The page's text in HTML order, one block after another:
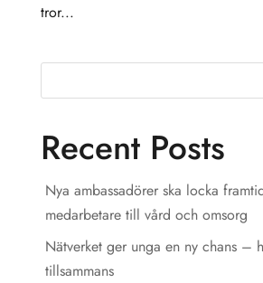
tror...
Recent Posts
Nya ambassadörer ska locka
medarbetare till vård och omsorg
Nätverket ger unga en ny chans –
tillsammans